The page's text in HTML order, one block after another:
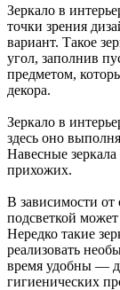
Зеркало в
точки зрения
вариант. Такое
угол, заполнив
предметом,
декора.
Зеркало в
здесь оно
Навесные
прихожих.
В зависимости от
подсветкой
Нередко такие
реализовать
время удобны —
гигиенических